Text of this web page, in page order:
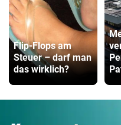
Flip-Flops am
Steuer – darf man
das wirklich?